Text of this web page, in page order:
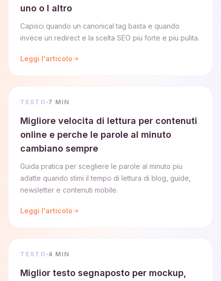
uno o l altro
Capisci quando un canonical tag basta e quando
invece un redirect e la scelta SEO piu forte e piu pulita.
Leggi l'articolo
TESTO 7 MIN
Migliore velocita di lettura per contenuti
online e perche le parole al minuto
cambiano sempre
Guida pratica per scegliere le parole al minuto piu
adatte quando stimi il tempo di lettura di blog, guide,
newsletter e contenuti mobile.
Leggi l'articolo
TESTO 4 MIN
Miglior testo segnaposto per mockup,